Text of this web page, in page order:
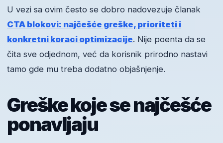
U vezi sa ovim često se dobro nadovezuje članak
CTA blokovi: najčešće greške, prioriteti i
konkretni koraci optimizacije. Nije poenta da se
čita sve odjednom, već da korisnik prirodno nastavi
tamo gde mu treba dodatno objašnjenje.
Greške koje se najčešće
ponavljaju